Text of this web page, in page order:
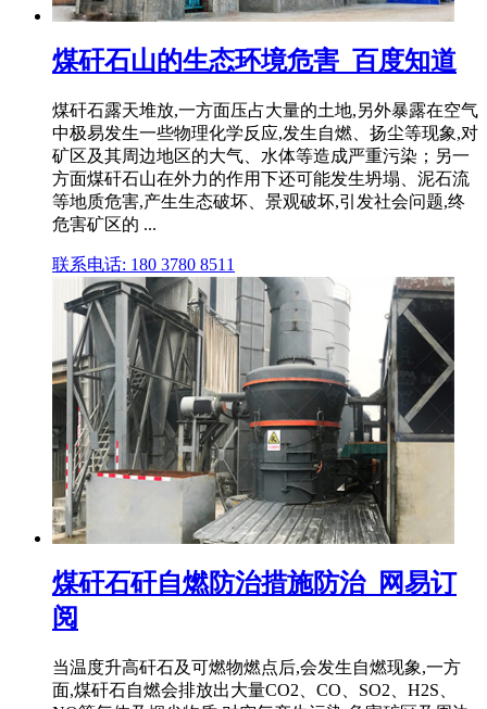
煤矸石山的生态环境危害_百度知道
煤矸石露天堆放,一方面压占大量的土地,另外暴露在空气
中极易发生一些物理化学反应,发生自燃、扬尘等现象,对
矿区及其周边地区的大气、水体等造成严重污染；另一
方面煤矸石山在外力的作用下还可能发生坍塌、泥石流
等地质危害,产生生态破坏、景观破坏,引发社会问题,终
危害矿区的 ...
联系电话: 180 3780 8511
煤矸石矸自燃防治措施防治_网易订
阅
当温度升高矸石及可燃物燃点后,会发生自燃现象,一方
面,煤矸石自燃会排放出大量CO2、CO、SO2、H2S、